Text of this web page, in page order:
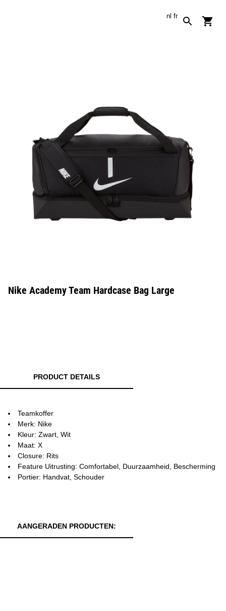
nl fr
Nike Academy Team Hardcase Bag Large
PRODUCT DETAILS
Teamkoffer
Merk: Nike
Kleur: Zwart, Wit
Maat: X
Closure: Rits
Feature Uitrusting: Comfortabel, Duurzaamheid, Bescherming
Portier: Handvat, Schouder
AANGERADEN PRODUCTEN: